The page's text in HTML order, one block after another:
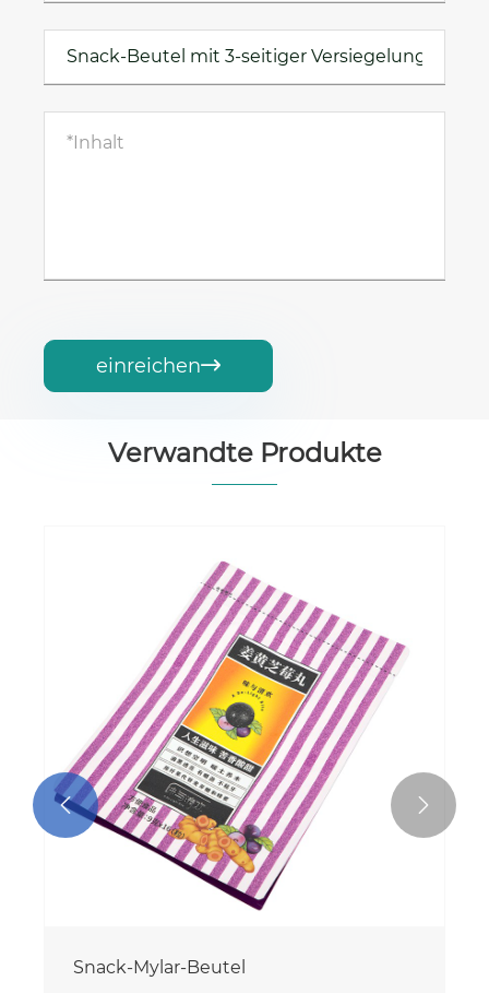
einreichen
Verwandte Produkte
3-seitig versiegelter
Mehr sehen >>
 